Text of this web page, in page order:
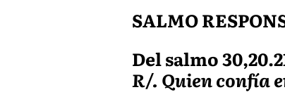
SALMO
Del salmo
R/. Quien confía